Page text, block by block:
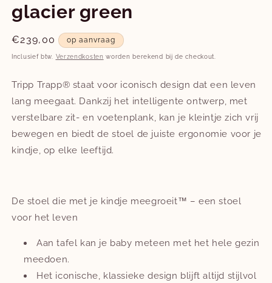
glacier green
Normale
prijs
€239,00 op aanvraag
Inclusief btw. Verzendkosten worden berekend bij de checkout.
Tripp Trapp® staat voor iconisch design dat een leven
lang meegaat. Dankzij het intelligente ontwerp, met
verstelbare zit- en voetenplank, kan je kleintje zich vrij
bewegen en biedt de stoel de juiste ergonomie voor je
kindje, op elke leeftijd. ​
De stoel die met je kindje meegroeit™ – een stoel
voor het leven
Aan tafel kan je baby meteen met het hele gezin
meedoen.​
Het iconische, klassieke design blijft altijd stijlvol